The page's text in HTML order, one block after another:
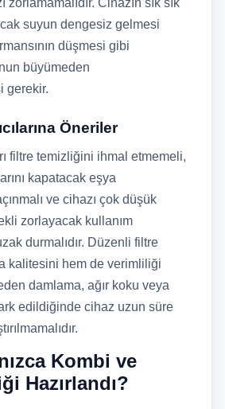
Cihazın sık sık
suyun dengesiz gelmesi
düşmesi gibi
büyümeden
gerekir.
Öneriler
filtre temizliğini ihmal etmemeli,
kapatacak eşya
ve cihazı çok düşük
zorlayacak kullanım
durmalıdır. Düzenli filtre
kalitesini hem de verimliliği
damlama, ağır koku veya
edildiğinde cihaz uzun süre
Kombi ve
Hazırlandı?